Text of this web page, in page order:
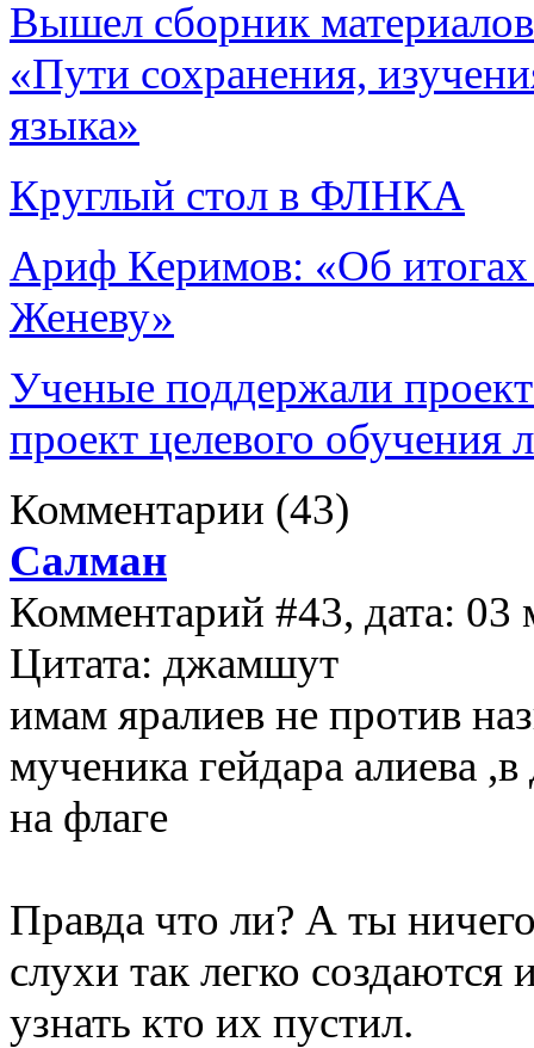
Вышел сборник
«Пути сохранения,
языка»
Круглый стол в ФЛНКА
Ариф Керимов: «Об
Женеву»
Ученые поддержали
проект целевого обучения
Комментарии (43)
Салман
Комментарий #43, дата: 03
Цитата: джамшут
имам яралиев не против
мученика гейдара алиева
на флаге
Правда что ли? А ты
слухи так легко
узнать кто их пустил.